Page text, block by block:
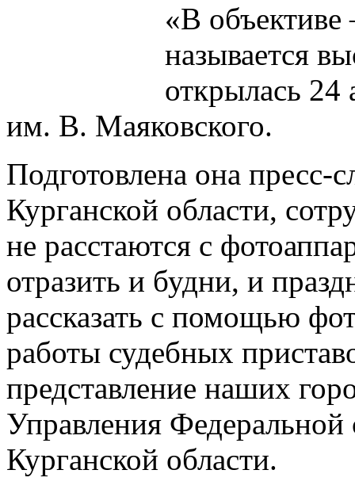
«В объективе
называется
открылась 24
им. В. Маяковского.
Подготовлена она
Курганской области,
не расстаются с
отразить и будни, и
рассказать с помощью
работы судебных
представление наших
Управления
Курганской области.